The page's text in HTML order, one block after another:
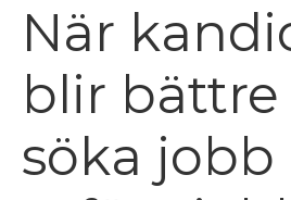
När
blir
söka